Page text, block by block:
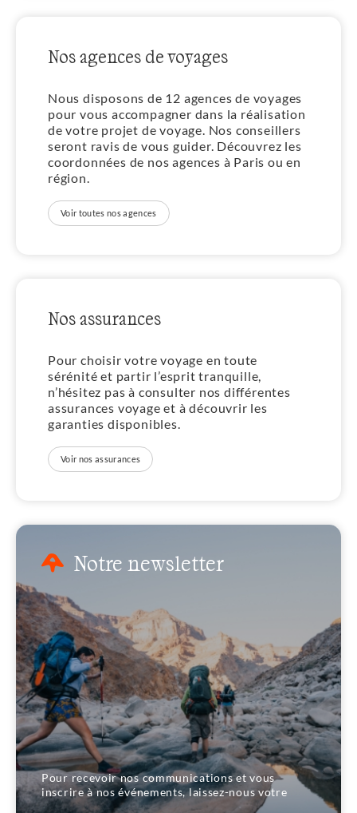
Nos agences de voyages
Nous disposons de 12 agences de voyages
pour vous accompagner dans la réalisation
de votre projet de voyage. Nos conseillers
seront ravis de vous guider. Découvrez les
coordonnées de nos agences à Paris ou en
région.
Voir toutes nos agences
Nos assurances
Pour choisir votre voyage en toute
sérénité et partir l’esprit tranquille,
n’hésitez pas à consulter nos différentes
assurances voyage et à découvrir les
garanties disponibles.
Voir nos assurances
Notre newsletter
Pour recevoir nos communications et vous
inscrire à nos événements, laissez-nous votre